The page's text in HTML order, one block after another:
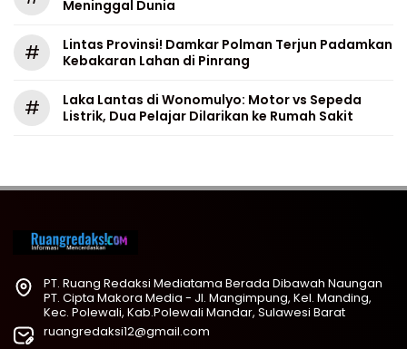
Meninggal Dunia
#
Lintas Provinsi! Damkar Polman Terjun Padamkan
Kebakaran Lahan di Pinrang
#
Laka Lantas di Wonomulyo: Motor vs Sepeda
Listrik, Dua Pelajar Dilarikan ke Rumah Sakit
PT. Ruang Redaksi Mediatama Berada Dibawah Naungan
PT. Cipta Makora Media - Jl. Mangimpung, Kel. Manding,
Kec. Polewali, Kab.Polewali Mandar, Sulawesi Barat
ruangredaksi12@gmail.com